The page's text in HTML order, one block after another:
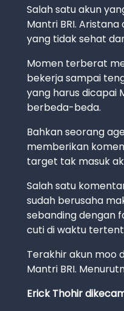
Salah satu akun
Mantri BRI.
yang tidak sehat
Momen terberat
bekerja sampai
yang harus dicapai
berbeda-beda.
Bahkan seorang
memberikan
target tak masuk
Salah satu
sudah berusaha
sebanding dengan
cuti di waktu
Terakhir akun moo
Mantri BRI.
Erick Thohir